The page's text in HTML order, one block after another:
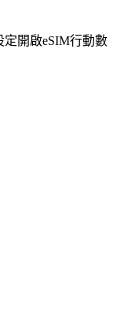
開啟eSIM行動數